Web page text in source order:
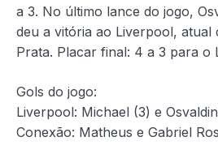
a 3. No último lance do jogo,
deu a vitória ao Liverpool, atual
Prata. Placar final: 4 a 3 para o
Gols do jogo:
Liverpool: Michael (3) e
Conexão: Matheus e Gabriel